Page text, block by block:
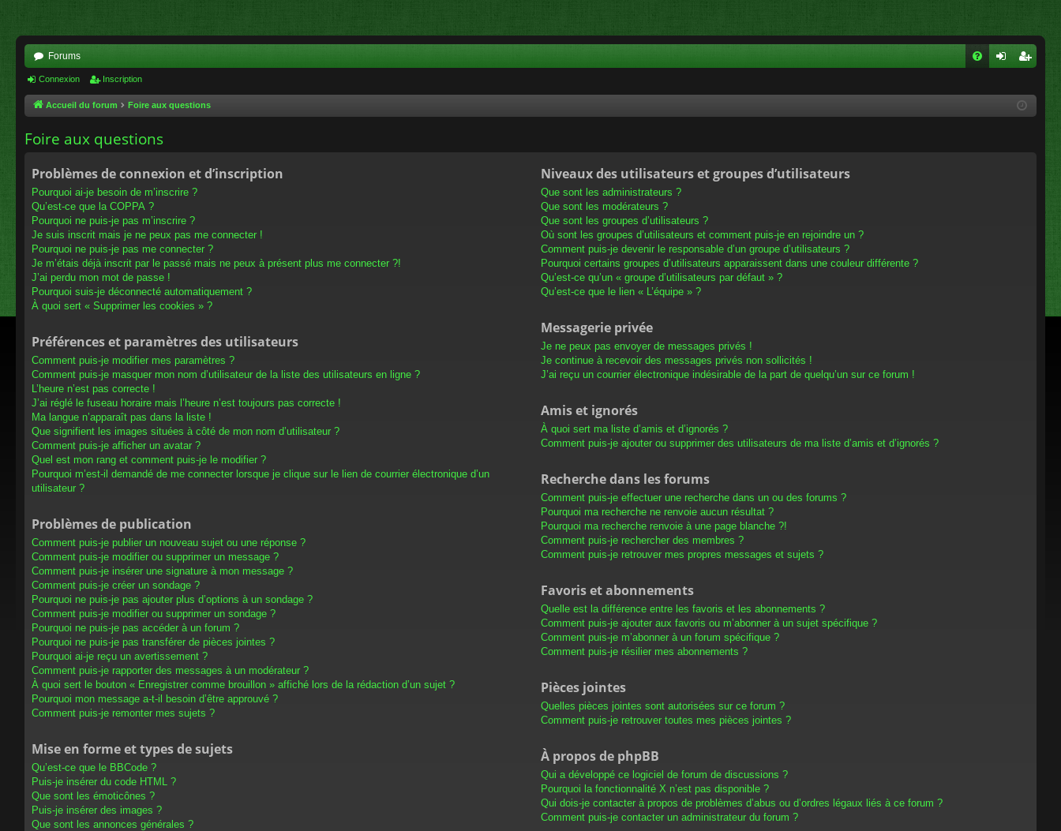
Forums
cri
Connexion Inscription
Accueil du forum Foire aux questions
Foire aux questions
Problèmes de connexion et d’inscription
Pourquoi ai-je besoin de m’inscrire ?
Qu’est-ce que la COPPA ?
Pourquoi ne puis-je pas m’inscrire ?
Je suis inscrit mais je ne peux pas me connecter !
Pourquoi ne puis-je pas me connecter ?
Je m’étais déjà inscrit par le passé mais ne peux à présent plus me connecter ?!
J’ai perdu mon mot de passe !
Pourquoi suis-je déconnecté automatiquement ?
À quoi sert « Supprimer les cookies » ?
Préférences et paramètres des utilisateurs
Comment puis-je modifier mes paramètres ?
Comment puis-je masquer mon nom d’utilisateur de la liste des utilisateurs en ligne ?
L’heure n’est pas correcte !
J’ai réglé le fuseau horaire mais l’heure n’est toujours pas correcte !
Ma langue n’apparaît pas dans la liste !
Que signifient les images situées à côté de mon nom d’utilisateur ?
Comment puis-je afficher un avatar ?
Quel est mon rang et comment puis-je le modifier ?
Pourquoi m’est-il demandé de me connecter lorsque je clique sur le lien de courrier électronique d’un
utilisateur ?
Problèmes de publication
Comment puis-je publier un nouveau sujet ou une réponse ?
Comment puis-je modifier ou supprimer un message ?
Comment puis-je insérer une signature à mon message ?
Comment puis-je créer un sondage ?
Pourquoi ne puis-je pas ajouter plus d’options à un sondage ?
Comment puis-je modifier ou supprimer un sondage ?
Pourquoi ne puis-je pas accéder à un forum ?
Pourquoi ne puis-je pas transférer de pièces jointes ?
Pourquoi ai-je reçu un avertissement ?
Comment puis-je rapporter des messages à un modérateur ?
À quoi sert le bouton « Enregistrer comme brouillon » affiché lors de la rédaction d’un sujet ?
Pourquoi mon message a-t-il besoin d’être approuvé ?
Comment puis-je remonter mes sujets ?
Mise en forme et types de sujets
Qu’est-ce que le BBCode ?
Puis-je insérer du code HTML ?
Que sont les émoticônes ?
Puis-je insérer des images ?
Que sont les annonces générales ?
Niveaux des utilisateurs et groupes d’utilisateurs
Que sont les administrateurs ?
Que sont les modérateurs ?
Que sont les groupes d’utilisateurs ?
Où sont les groupes d’utilisateurs et comment puis-je en rejoindre un ?
Comment puis-je devenir le responsable d’un groupe d’utilisateurs ?
Pourquoi certains groupes d’utilisateurs apparaissent dans une couleur différente ?
Qu’est-ce qu’un « groupe d’utilisateurs par défaut » ?
Qu’est-ce que le lien « L’équipe » ?
Messagerie privée
Je ne peux pas envoyer de messages privés !
Je continue à recevoir des messages privés non sollicités !
J’ai reçu un courrier électronique indésirable de la part de quelqu’un sur ce forum !
Amis et ignorés
À quoi sert ma liste d’amis et d’ignorés ?
Comment puis-je ajouter ou supprimer des utilisateurs de ma liste d’amis et d’ignorés ?
Recherche dans les forums
Comment puis-je effectuer une recherche dans un ou des forums ?
Pourquoi ma recherche ne renvoie aucun résultat ?
Pourquoi ma recherche renvoie à une page blanche ?!
Comment puis-je rechercher des membres ?
Comment puis-je retrouver mes propres messages et sujets ?
Favoris et abonnements
Quelle est la différence entre les favoris et les abonnements ?
Comment puis-je ajouter aux favoris ou m’abonner à un sujet spécifique ?
Comment puis-je m’abonner à un forum spécifique ?
Comment puis-je résilier mes abonnements ?
Pièces jointes
Quelles pièces jointes sont autorisées sur ce forum ?
Comment puis-je retrouver toutes mes pièces jointes ?
À propos de phpBB
Qui a développé ce logiciel de forum de discussions ?
Pourquoi la fonctionnalité X n’est pas disponible ?
Qui dois-je contacter à propos de problèmes d’abus ou d’ordres légaux liés à ce forum ?
Comment puis-je contacter un administrateur du forum ?